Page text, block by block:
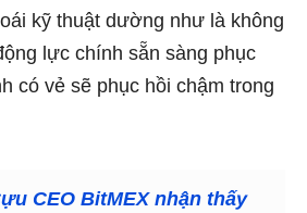
kỹ thuật dường như là không
lực chính sẵn sàng phục
có vẻ sẽ phục hồi chậm trong
CEO BitMEX nhận thấy